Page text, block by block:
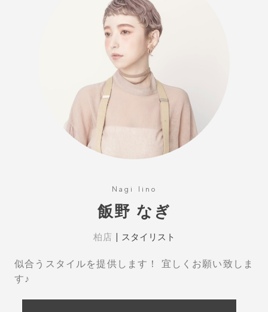
TikTok
Nagi Iino
飯野 なぎ
柏店 スタイリスト
似合うスタイルを提供します！ 宜しくお願い致しま
す♪